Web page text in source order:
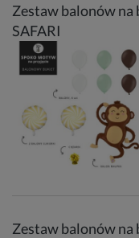
Zestaw balonów na
SAFARI
Zestaw balonów na